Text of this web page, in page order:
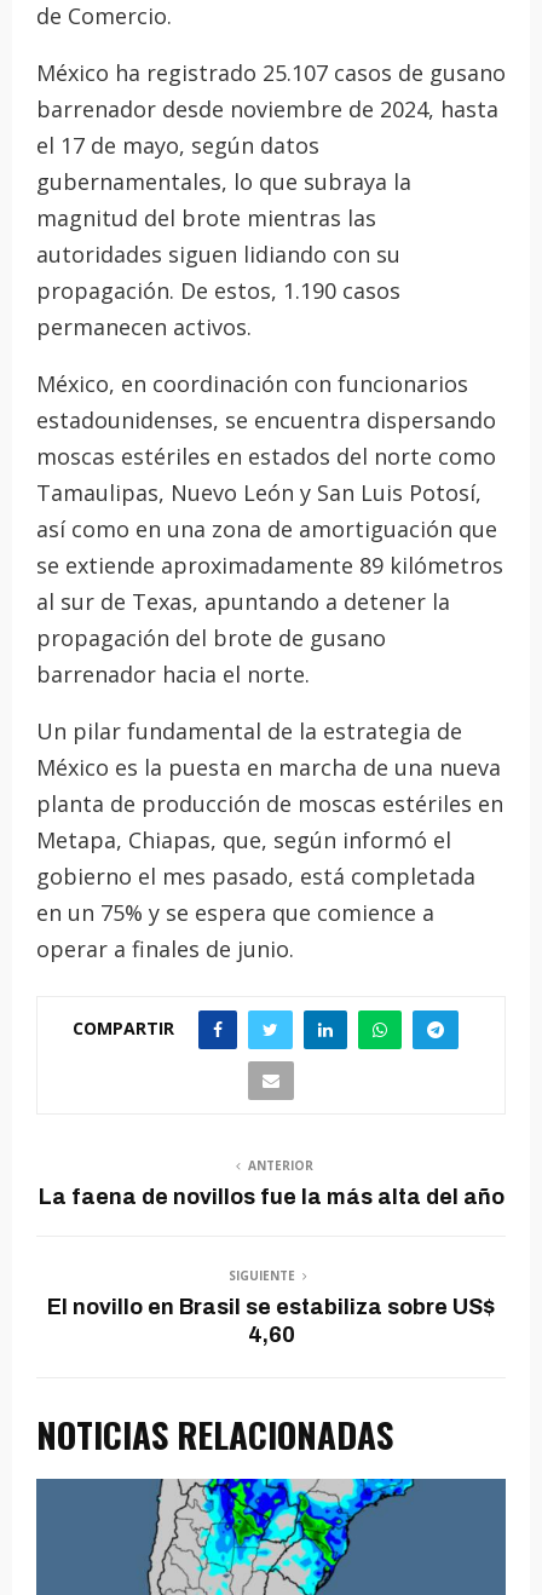
de Comercio.
México ha registrado 25.107 casos de gusano
barrenador desde noviembre de 2024, hasta
el 17 de mayo, según datos
gubernamentales, lo que subraya la
magnitud del brote mientras las
autoridades siguen lidiando con su
propagación. De estos, 1.190 casos
permanecen activos.
México, en coordinación con funcionarios
estadounidenses, se encuentra dispersando
moscas estériles en estados del norte como
Tamaulipas, Nuevo León y San Luis Potosí,
así como en una zona de amortiguación que
se extiende aproximadamente 89 kilómetros
al sur de Texas, apuntando a detener la
propagación del brote de gusano
barrenador hacia el norte.
Un pilar fundamental de la estrategia de
México es la puesta en marcha de una nueva
planta de producción de moscas estériles en
Metapa, Chiapas, que, según informó el
gobierno el mes pasado, está completada
en un 75% y se espera que comience a
operar a finales de junio.
COMPARTIR
ANTERIOR
La faena de novillos fue la más alta del año
SIGUIENTE
El novillo en Brasil se estabiliza sobre US$
4,60
NOTICIAS RELACIONADAS